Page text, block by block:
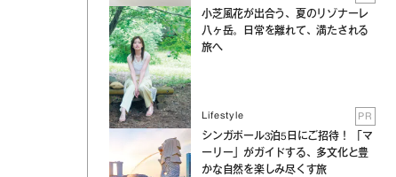
小芝風花が出合う、夏のリゾナーレ
八ヶ岳。日常を離れて、満たされる
旅へ
Lifestyle PR
シンガポール3泊5日にご招待！ 「マ
ーリー」がガイドする、多文化と豊
かな自然を楽しみ尽くす旅